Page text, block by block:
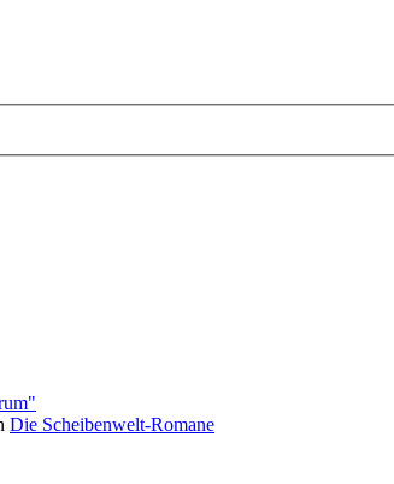
Die Scheibenwelt-Romane